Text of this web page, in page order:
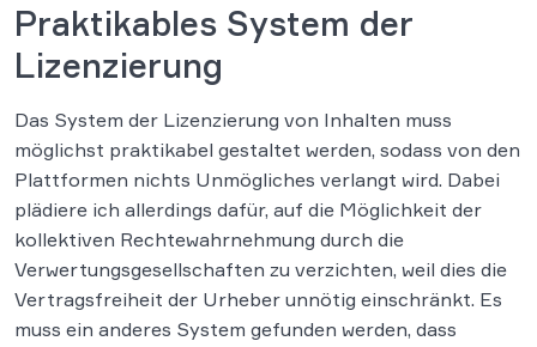
Praktikables System der
Lizenzierung
Das System der Lizenzierung von Inhalten muss
möglichst praktikabel gestaltet werden, sodass von den
Plattformen nichts Unmögliches verlangt wird. Dabei
plädiere ich allerdings dafür, auf die Möglichkeit der
kollektiven Rechtewahrnehmung durch die
Verwertungsgesellschaften zu verzichten, weil dies die
Vertragsfreiheit der Urheber unnötig einschränkt. Es
muss ein anderes System gefunden werden, dass